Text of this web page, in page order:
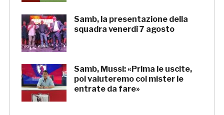
Samb, la presentazione della
squadra venerdì 7 agosto
Samb, Mussi: «Prima le uscite,
poi valuteremo col mister le
entrate da fare»